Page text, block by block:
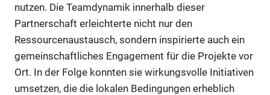
nutzen. Die Teamdynamik innerhalb dieser
Partnerschaft erleichterte nicht nur den
Ressourcenaustausch, sondern inspirierte auch ein
gemeinschaftliches Engagement für die Projekte vor
Ort. In der Folge konnten sie wirkungsvolle Initiativen
umsetzen, die die lokalen Bedingungen erheblich